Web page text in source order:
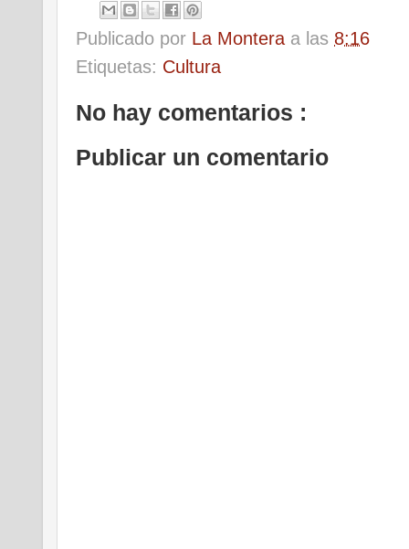
Publicado por La Montera a las 8:16
Etiquetas: Cultura
No hay comentarios :
Publicar un comentario